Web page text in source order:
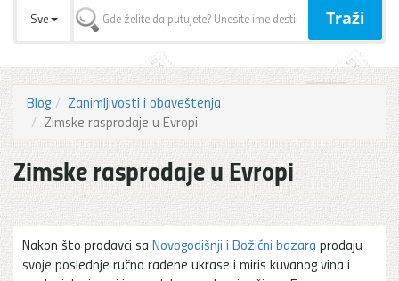
Sve Traži
Blog
Zanimljivosti i obaveštenja
Zimske rasprodaje u Evropi
Zimske rasprodaje u Evropi
Nakon što prodavci sa Novogodišnji i Božićni bazara prodaju
svoje poslednje ručno rađene ukrase i miris kuvanog vina i